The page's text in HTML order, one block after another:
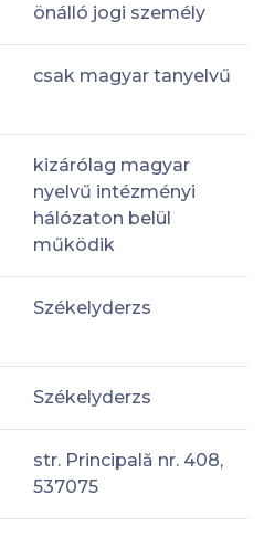
önálló jogi személy
csak magyar tanyelvű
kizárólag magyar
nyelvű intézményi
hálózaton belül
működik
Székelyderzs
Székelyderzs
str. Principală nr. 408,
537075